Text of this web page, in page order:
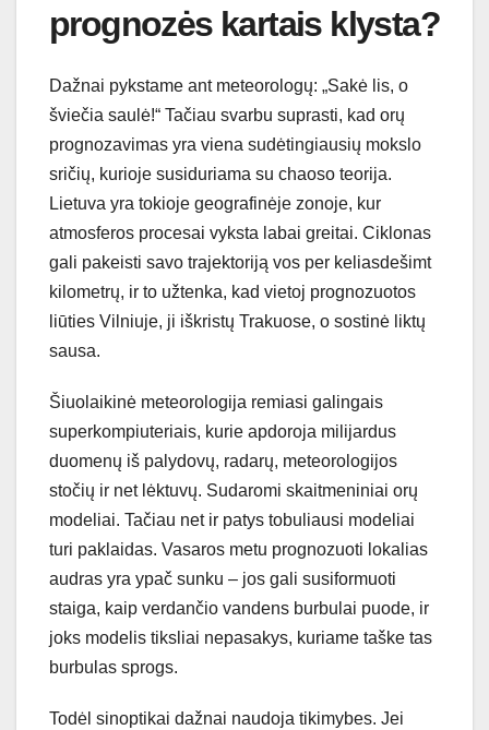
prognozės kartais klysta?
Dažnai pykstame ant meteorologų: „Sakė lis, o
šviečia saulė!“ Tačiau svarbu suprasti, kad orų
prognozavimas yra viena sudėtingiausių mokslo
sričių, kurioje susiduriama su chaoso teorija.
Lietuva yra tokioje geografinėje zonoje, kur
atmosferos procesai vyksta labai greitai. Ciklonas
gali pakeisti savo trajektoriją vos per keliasdešimt
kilometrų, ir to užtenka, kad vietoj prognozuotos
liūties Vilniuje, ji iškristų Trakuose, o sostinė liktų
sausa.
Šiuolaikinė meteorologija remiasi galingais
superkompiuteriais, kurie apdoroja milijardus
duomenų iš palydovų, radarų, meteorologijos
stočių ir net lėktuvų. Sudaromi skaitmeniniai orų
modeliai. Tačiau net ir patys tobuliausi modeliai
turi paklaidas. Vasaros metu prognozuoti lokalias
audras yra ypač sunku – jos gali susiformuoti
staiga, kaip verdančio vandens burbulai puode, ir
joks modelis tiksliai nepasakys, kuriame taške tas
burbulas sprogs.
Todėl sinoptikai dažnai naudoja tikimybes. Jei